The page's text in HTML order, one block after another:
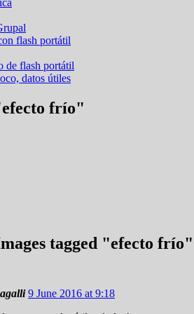
flash portátil
de flash portátil
datos útiles
frío"
tagged "efecto frío"
9 June 2016 at 9:18